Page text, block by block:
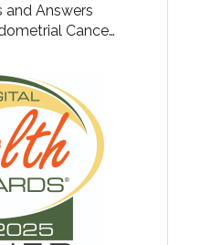
and Answers
Cancer